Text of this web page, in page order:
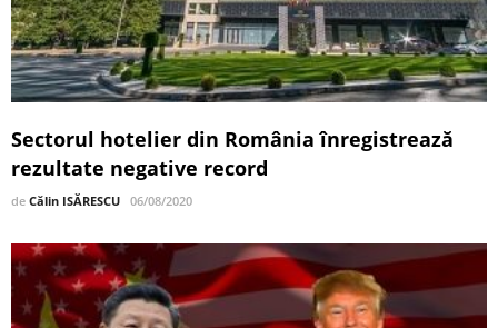
Sectorul hotelier din România înregistrează
rezultate negative record
de Călin ISĂRESCU 06/08/2020